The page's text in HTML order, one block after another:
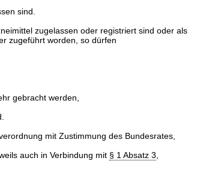
sind.
zugelassen oder registriert sind oder als
zugeführt worden, so dürfen
gebracht werden,
mit Zustimmung des Bundesrates,
auch in Verbindung mit § 1 Absatz 3